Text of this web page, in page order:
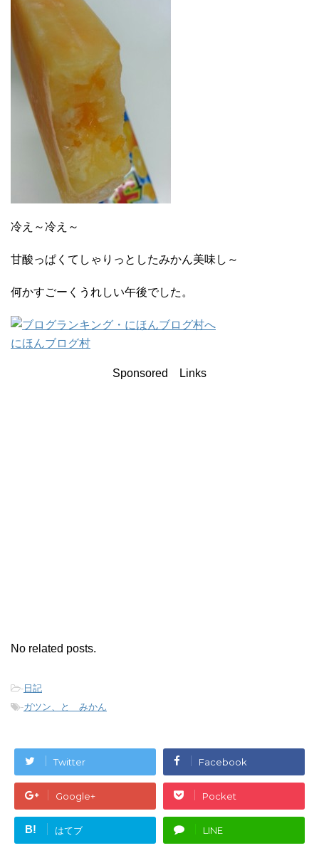
冷え～冷え～
甘酸っぱくてしゃりっとしたみかん美味し～
何かすごーくうれしい午後でした。
にほんブログ村
Sponsored Links
No related posts.
- 日記
-ガツン、と みかん
Twitter Facebook
Google+ Pocket
B! はてブ LINE